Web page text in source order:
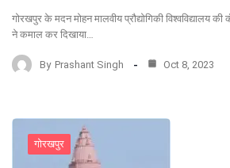
गोरखपुर के मदन मोहन मालवीय प्रौद्योगिकी विश्वविद्यालय
ने कमाल कर दिखाया…
By Prashant Singh Oct 8, 2023
गोरखपुर